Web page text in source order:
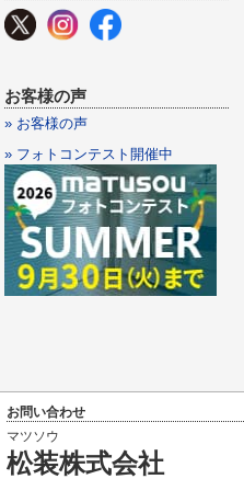
お客様の声
» お客様の声
» フォトコンテスト開催中
お問い合わせ
マツソウ
松装株式会社